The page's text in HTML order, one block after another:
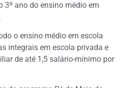
3º ano do ensino médio em
o ensino médio em escola
integrais em escola privada e
de até 1,5 salário-mínimo por